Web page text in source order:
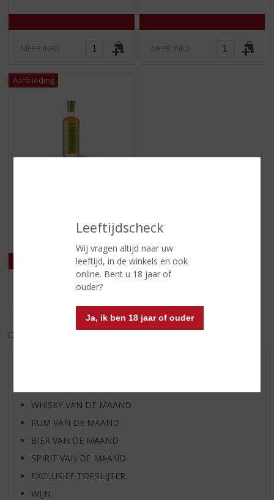
Leeftijdscheck
Wij vragen altijd naar uw
leeftijd, in de winkels en ook
online. Bent u 18 jaar of
ouder?
Ja, ik ben 18 jaar of ouder
/
MEER INFO
/
MEER INFO
0
5
Titanic Pot Still
EXCL. BTW
WHISKY VAN DE MAAND
RUM VAN DE MAAND
BIER VAN DE MAAND
SPIRIT VAN DE MAAND
EXCLUSIEF TOPSLIJTER
WIJN